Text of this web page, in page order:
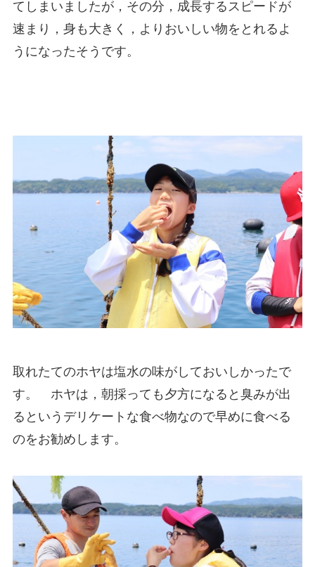
てしまいましたが，その分，成長するスピードが
速まり，身も大きく，よりおいしい物をとれるよ
うになったそうです。
取れたてのホヤは塩水の味がしておいしかったで
す。 ホヤは，朝採っても夕方になると臭みが出
るというデリケートな食べ物なので早めに食べる
のをお勧めします。